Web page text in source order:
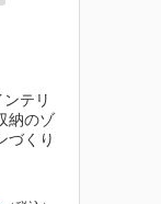
テリ
納のゾ
づくり